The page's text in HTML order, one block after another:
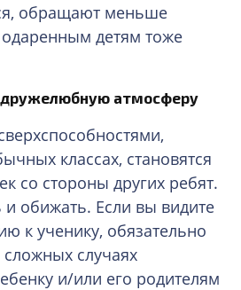
обращают меньше
детям тоже
дружелюбную атмосферу
классах, становятся
со стороны других ребят.
и обижать. Если вы видите
к ученику, обязательно
случаях
и/или его родителям